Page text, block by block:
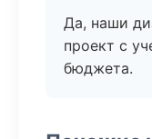
Да, наши
проект с
бюджета.